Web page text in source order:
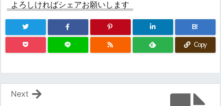
よろしければシェアお願いします
B!
Copy
Next